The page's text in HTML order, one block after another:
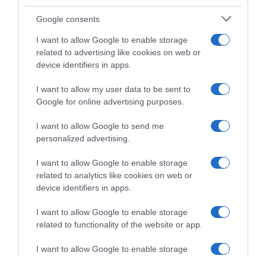
Google consents
I want to allow Google to enable storage
related to advertising like cookies on web or
device identifiers in apps.
I want to allow my user data to be sent to
Google for online advertising purposes.
I want to allow Google to send me
personalized advertising.
I want to allow Google to enable storage
related to analytics like cookies on web or
device identifiers in apps.
I want to allow Google to enable storage
related to functionality of the website or app.
I want to allow Google to enable storage
ΠΟΛΙΤΙΚΗ
Ένα ιδιαίτερο Debate του Γερμανικού Τύπου
– Η κόντρα Μητσοτάκη Τσίπρα για τις φωτιές
εφημερίδες